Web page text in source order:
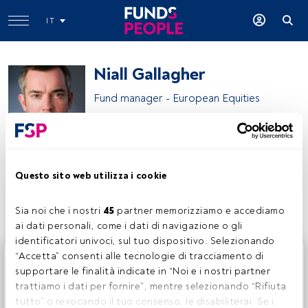
Questo sito web utilizza i cookie
Sia noi che i nostri 45 partner memorizziamo e accediamo
ai dati personali, come i dati di navigazione o gli
identificatori univoci, sul tuo dispositivo. Selezionando
“Accetta” consenti alle tecnologie di tracciamento di
supportare le finalità indicate in “Noi e i nostri partner
trattiamo i dati per fornire”, mentre selezionando “Rifiuta
tutto” o revocando il tuo consenso, le disabiliterai. Se i
IT
Niall Gallagher
Fund manager - European Equities
Condividi:
Questo è un articolo riservato agli utenti FundsPeople. Se
sei già registrato, accedi tramite il pulsante Login. Se non
hai ancora un account, ti invitiamo a registrarti per scoprire
tutti i contenuti che FundsPeople ha da offrire.